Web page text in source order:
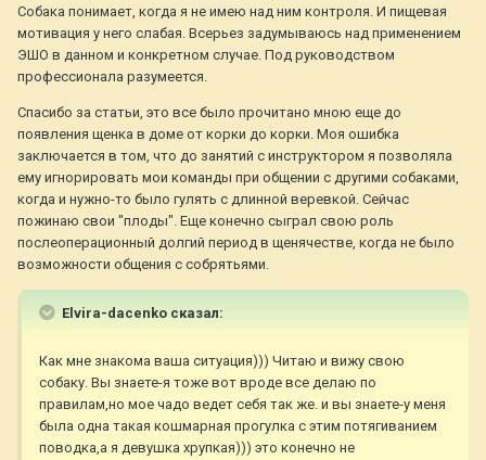
Собака понимает, когда я не имею над ним контроля. И пищевая
мотивация у него слабая. Всерьез задумываюсь над применением
ЭШО в данном и конкретном случае. Под руководством
профессионала разумеется.
Спасибо за статьи, это все было прочитано мною еще до
появления щенка в доме от корки до корки. Моя ошибка
заключается в том, что до занятий с инструктором я позволяла
ему игнорировать мои команды при общении с другими собаками,
когда и нужно-то было гулять с длинной веревкой. Сейчас
пожинаю свои "плоды". Еще конечно сыграл свою роль
послеоперационный долгий период в щенячестве, когда не было
возможности общения с собрятьями.
Elvira-dacenko сказал:
Как мне знакома ваша ситуация))) Читаю и вижу свою
собаку. Вы знаете-я тоже вот вроде все делаю по
правилам,но мое чадо ведет себя так же. и вы знаете-у меня
была одна такая кошмарная прогулка с этим потягиванием
поводка,а я девушка хрупкая))) это конечно не